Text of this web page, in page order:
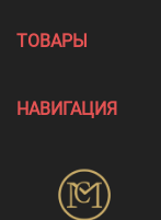
ТОВАРЫ
НАВИГАЦИЯ